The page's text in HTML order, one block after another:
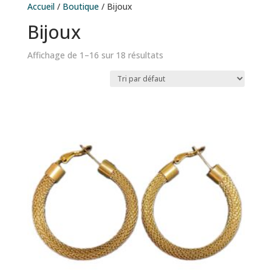
Accueil/ Boutique/ Bijoux
Bijoux
Affichage de 1–16 sur 18 résultats